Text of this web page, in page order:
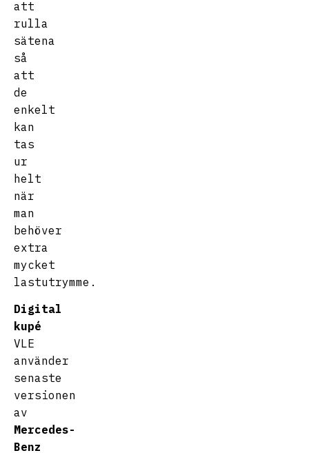
att
rulla
sätena
så
att
de
enkelt
kan
tas
ur
helt
när
man
behöver
extra
mycket
lastutrymme.
Digital
kupé
VLE
använder
senaste
versionen
av
Mercedes-
Benz